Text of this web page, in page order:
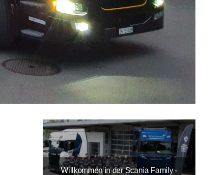
Willkommen in der Scania Family -